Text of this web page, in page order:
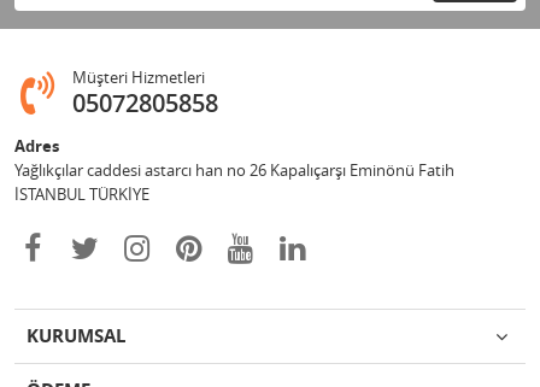
Müşteri Hizmetleri
05072805858
Adres
Yağlıkçılar caddesi astarcı han no 26 Kapalıçarşı Eminönü Fatih
İSTANBUL TÜRKİYE
KURUMSAL